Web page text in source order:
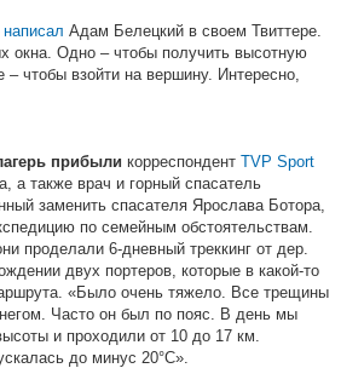
написал Адам Белецкий в своем Твиттере.
окна. Одно – чтобы получить высотную
– чтобы взойти на вершину. Интересно,
прибыли корреспондент TVP Sport
а также врач и горный спасатель
заменить спасателя Ярослава Ботора,
по семейным обстоятельствам.
проделали 6-дневный треккинг от дер.
двух портеров, которые в какой-то
«Было очень тяжело. Все трещины
Часто он был по пояс. В день мы
и проходили от 10 до 17 км.
до минус 20°C».